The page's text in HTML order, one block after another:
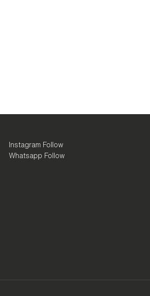
Instagram Follow
Whatsapp Follow